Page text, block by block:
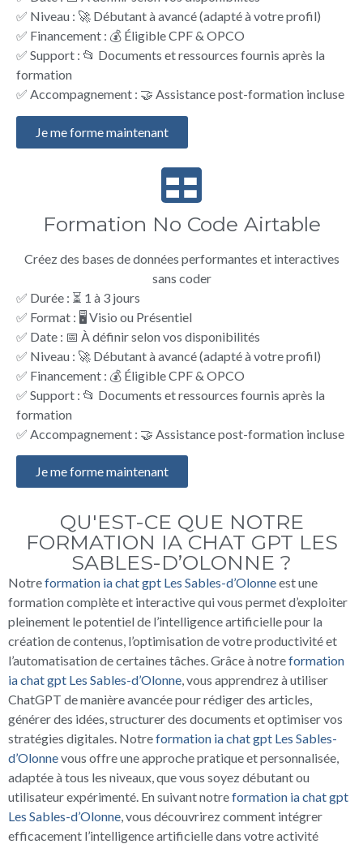
✅ Niveau : 🚀 Débutant à avancé (adapté à votre profil)
✅ Financement : 💰 Éligible CPF & OPCO
✅ Support : 📂 Documents et ressources fournis après la
formation
✅ Accompagnement : 🤝 Assistance post-formation incluse
Je me forme maintenant
Formation No Code Airtable
Créez des bases de données performantes et interactives
sans coder
✅ Durée : ⏳ 1 à 3 jours
✅ Format : 🖥️ Visio ou Présentiel
✅ Date : 📅 À définir selon vos disponibilités
✅ Niveau : 🚀 Débutant à avancé (adapté à votre profil)
✅ Financement : 💰 Éligible CPF & OPCO
✅ Support : 📂 Documents et ressources fournis après la
formation
✅ Accompagnement : 🤝 Assistance post-formation incluse
Je me forme maintenant
QU'EST-CE QUE NOTRE
FORMATION IA CHAT GPT LES
SABLES-D’OLONNE ?
Notreformation ia chat gpt Les Sables-d’Olonneest une
formation complète et interactive qui vous permet d’exploiter
pleinement le potentiel de l’intelligence artificielle pour la
création de contenus, l’optimisation de votre productivité et
l’automatisation de certaines tâches. Grâce à notreformation
ia chat gpt Les Sables-d’Olonne, vous apprendrez à utiliser
ChatGPT de manière avancée pour rédiger des articles,
générer des idées, structurer des documents et optimiser vos
stratégies digitales. Notreformation ia chat gpt Les Sables-
d’Olonnevous offre une approche pratique et personnalisée,
adaptée à tous les niveaux, que vous soyez débutant ou
utilisateur expérimenté. En suivant notreformation ia chat gpt
Les Sables-d’Olonne, vous découvrirez comment intégrer
efficacement l’intelligence artificielle dans votre activité